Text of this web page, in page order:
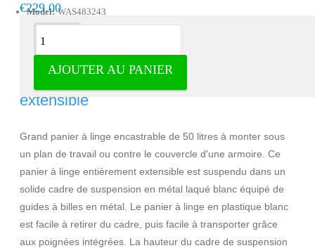
Model: WAS483243
€229.00
AJOUTER AU PANIER
Description
Panier à linge intégré, entièrement
extensible
Grand panier à linge encastrable de 50 litres à monter sous
un plan de travail ou contre le couvercle d'une armoire. Ce
panier à linge entièrement extensible est suspendu dans un
solide cadre de suspension en métal laqué blanc équipé de
guides à billes en métal. Le panier à linge en plastique blanc
est facile à retirer du cadre, puis facile à transporter grâce
aux poignées intégrées. La hauteur du cadre de suspension